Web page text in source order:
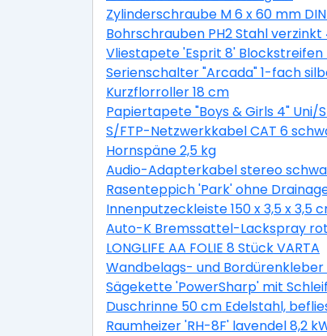
Zylinderschraube M 6 x 60 mm
Bohrschrauben PH2 Stahl verzinkt
Vliestapete 'Esprit 8' Blockstreifen
Serienschalter "Arcada" 1-fach
Kurzflorroller 18 cm
Papiertapete "Boys & Girls 4" Uni/
S/FTP-Netzwerkkabel CAT 6
Hornspäne 2,5 kg
Audio-Adapterkabel stereo
Rasenteppich 'Park' ohne
Innenputzeckleiste 150 x 3,5 x 3,5
Auto-K Bremssattel-Lackspray
LONGLIFE AA FOLIE 8 Stück VARTA
Wandbelags- und Bordürenkleber
Sägekette 'PowerSharp' mit
Duschrinne 50 cm Edelstahl,
Raumheizer 'RH-8F' lavendel 8,2